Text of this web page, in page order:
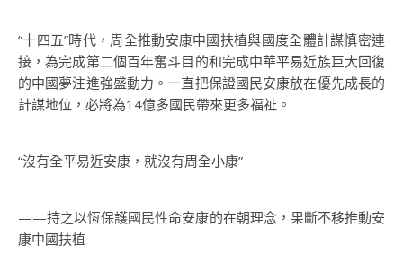
“十四五”時代，周全推動安康中國扶植與國度全體計謀慎密連
接，為完成第二個百年奮斗目的和完成中華平易近族巨大回復
的中國夢注進強盛動力。一直把保證國民安康放在優先成長的
計謀地位，必將為14億多國民帶來更多福祉。
“沒有全平易近安康，就沒有周全小康”
——持之以恆保護國民性命安康的在朝理念，果斷不移推動安
康中國扶植